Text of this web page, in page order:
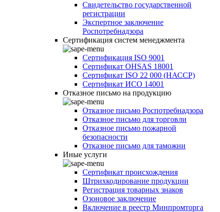
Свидетельство государственной
регистрации
Экспертное заключение
Роспотребнадзора
Сертификация систем менеджмента
Сертификация ISO 9001
Сертификат OHSAS 18001
Сертификат ISO 22 000 (НАССР)
Сертификат ИСО 14001
Отказное письмо на продукцию
Отказное письмо Роспотребнадзора
Отказное письмо для торговли
Отказное письмо пожарной
безопасности
Отказное письмо для таможни
Иные услуги
Сертификат происхождения
Штрихкодирование продукции
Регистрация товарных знаков
Озоновое заключение
Включение в реестр Минпромторга